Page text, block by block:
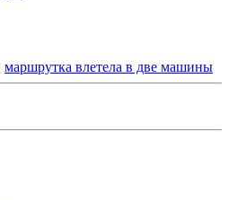
маршрутка влетела в две машины